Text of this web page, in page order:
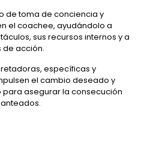
de toma de conciencia y
el coachee, ayudándolo a
sus recursos internos y a
acción.
específicas y
el cambio deseado y
asegurar la consecución